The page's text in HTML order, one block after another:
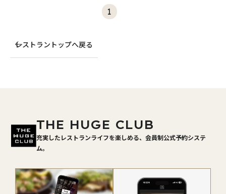
1
レストラントップへ戻る
THE HUGE CLUB
充実したレストランライフを楽しめる、会員制公式予約システ
ム。